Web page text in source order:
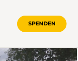
SPENDEN